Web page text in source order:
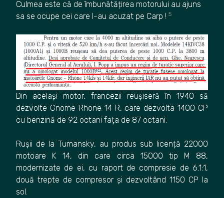
Culmea este că de îmbunătățirea motorului au ajuns
sa se ocupe cei care l-au acuzat pe Carp ! 5
Din același motor, francezii reușiseră în 1940 să
dezvolte Gnome Rhone 14 R, care dezvolta 1400 CP
cu benzină de 92 octani fața de 87 octani.
Rușii de la Tumansky, au produs sub licență 22000
motoare K 14, din care circa 15000 tip M 88,
modernizate de ei, cu raport de compresie de 6.1:1,
două trepte de compresor și dezvoltând 1150 CP la
sol.